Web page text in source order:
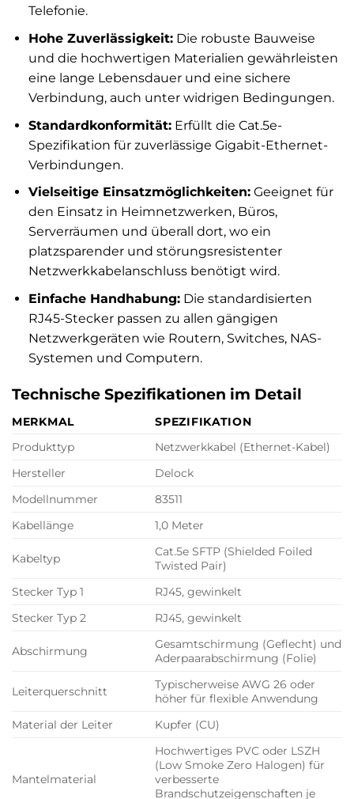
Telefonie.
Hohe Zuverlässigkeit:Die robuste Bauweise
und die hochwertigen Materialien gewährleisten
eine lange Lebensdauer und eine sichere
Verbindung, auch unter widrigen Bedingungen.
Standardkonformität:Erfüllt die Cat.5e-
Spezifikation für zuverlässige Gigabit-Ethernet-
Verbindungen.
Vielseitige Einsatzmöglichkeiten:Geeignet für
den Einsatz in Heimnetzwerken, Büros,
Serverräumen und überall dort, wo ein
platzsparender und störungsresistenter
Netzwerkkabelanschluss benötigt wird.
Einfache Handhabung:Die standardisierten
RJ45-Stecker passen zu allen gängigen
Netzwerkgeräten wie Routern, Switches, NAS-
Systemen und Computern.
Technische Spezifikationen im Detail
MERKMAL
SPEZIFIKATION
Produkttyp
Netzwerkkabel (Ethernet-Kabel)
Hersteller
Delock
Modellnummer
83511
Kabellänge
1,0 Meter
Kabeltyp
Cat.5e SFTP (Shielded Foiled
Twisted Pair)
Stecker Typ 1
RJ45, gewinkelt
Stecker Typ 2
RJ45, gewinkelt
Abschirmung
Gesamtschirmung (Geflecht) und
Aderpaarabschirmung (Folie)
Leiterquerschnitt
Typischerweise AWG 26 oder
höher für flexible Anwendung
Material der Leiter
Kupfer (CU)
Mantelmaterial
Hochwertiges PVC oder LSZH
(Low Smoke Zero Halogen) für
verbesserte
Brandschutzeigenschaften je